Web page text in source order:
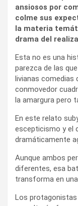
ansiosos por
colme sus
la materia
drama del
Esta no es una
parezca de las
livianas comedias
conmovedor
la amargura pero
En este relato
escepticismo y el
dramáticamente
Aunque ambos
diferentes, esa
transforma en
Los protagonistas